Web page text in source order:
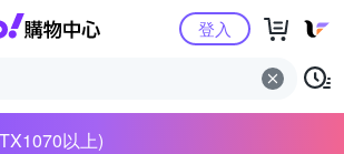
Yahoo購物中心
登入
以上)